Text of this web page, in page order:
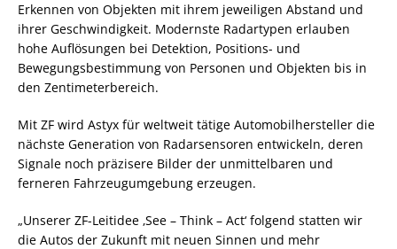
Erkennen von Objekten mit ihrem jeweiligen Abstand und
ihrer Geschwindigkeit. Modernste Radartypen erlauben
hohe Auflösungen bei Detektion, Positions- und
Bewegungsbestimmung von Personen und Objekten bis in
den Zentimeterbereich.
Mit ZF wird Astyx für weltweit tätige Automobilhersteller die
nächste Generation von Radarsensoren entwickeln, deren
Signale noch präzisere Bilder der unmittelbaren und
ferneren Fahrzeugumgebung erzeugen.
„Unserer ZF-Leitidee ‚See – Think – Act‘ folgend statten wir
die Autos der Zukunft mit neuen Sinnen und mehr